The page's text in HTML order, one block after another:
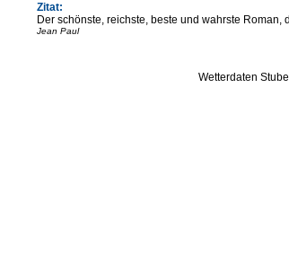
Zitat:
Der schönste, reichste, beste und wahrste
Jean Paul
Wetterdaten